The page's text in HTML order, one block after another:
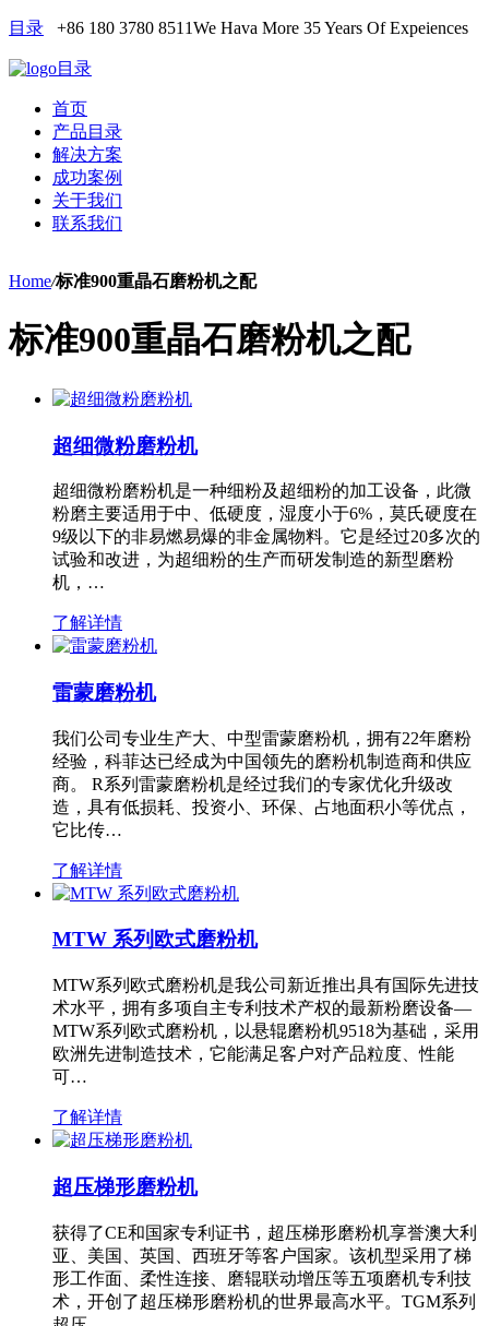
目录 +86 180 3780 8511We Hava More 35 Years Of Expeiences
目录
首页
产品目录
解决方案
成功案例
关于我们
联系我们
Home/标准900重晶石磨粉机之配
标准900重晶石磨粉机之配
超细微粉磨粉机
超细微粉磨粉机是一种细粉及超细粉的加工设备，此微
粉磨主要适用于中、低硬度，湿度小于6%，莫氏硬度在
9级以下的非易燃易爆的非金属物料。它是经过20多次的
试验和改进，为超细粉的生产而研发制造的新型磨粉
机，…
了解详情
雷蒙磨粉机
我们公司专业生产大、中型雷蒙磨粉机，拥有22年磨粉
经验，科菲达已经成为中国领先的磨粉机制造商和供应
商。 R系列雷蒙磨粉机是经过我们的专家优化升级改
造，具有低损耗、投资小、环保、占地面积小等优点，
它比传…
了解详情
MTW 系列欧式磨粉机
MTW系列欧式磨粉机是我公司新近推出具有国际先进技
术水平，拥有多项自主专利技术产权的最新粉磨设备—
MTW系列欧式磨粉机，以悬辊磨粉机9518为基础，采用
欧洲先进制造技术，它能满足客户对产品粒度、性能
可…
了解详情
超压梯形磨粉机
获得了CE和国家专利证书，超压梯形磨粉机享誉澳大利
亚、美国、英国、西班牙等客户国家。该机型采用了梯
形工作面、柔性连接、磨辊联动增压等五项磨机专利技
术，开创了超压梯形磨粉机的世界最高水平。TGM系列